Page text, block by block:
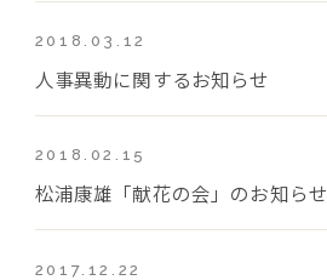
2018.03.12
人事異動に関するお知らせ
2018.02.15
松浦康雄「献花の会」のお知らせ
2017.12.22